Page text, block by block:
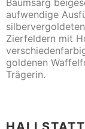
aufwendige
Zierfeldern mit
goldenen
Trägerin.